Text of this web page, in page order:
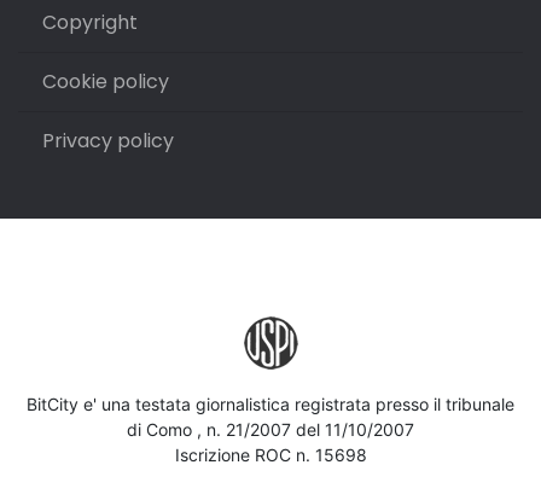
Copyright
Cookie policy
Privacy policy
BitCity e' una testata giornalistica registrata presso il tribunale
di Como , n. 21/2007 del 11/10/2007
Iscrizione ROC n. 15698